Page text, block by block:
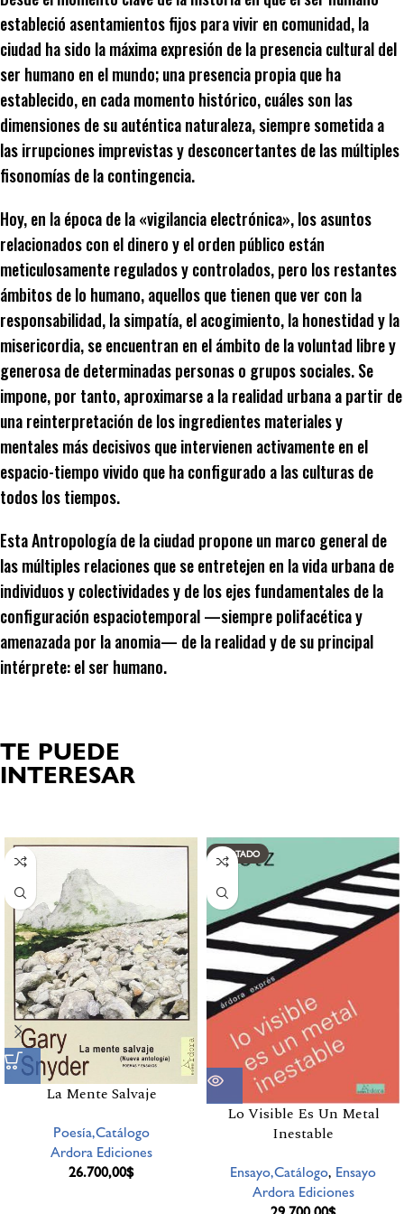
estableció asentamientos fijos para vivir en comunidad, la
ciudad ha sido la máxima expresión de la presencia cultural del
ser humano en el mundo; una presencia propia que ha
establecido, en cada momento histórico, cuáles son las
dimensiones de su auténtica naturaleza, siempre sometida a
las irrupciones imprevistas y desconcertantes de las múltiples
fisonomías de la contingencia.
Hoy, en la época de la «vigilancia electrónica», los asuntos
relacionados con el dinero y el orden público están
meticulosamente regulados y controlados, pero los restantes
ámbitos de lo humano, aquellos que tienen que ver con la
responsabilidad, la simpatía, el acogimiento, la honestidad y la
misericordia, se encuentran en el ámbito de la voluntad libre y
generosa de determinadas personas o grupos sociales. Se
impone, por tanto, aproximarse a la realidad urbana a partir de
una reinterpretación de los ingredientes materiales y
mentales más decisivos que intervienen activamente en el
espacio-tiempo vivido que ha configurado a las culturas de
todos los tiempos.
Esta Antropología de la ciudad propone un marco general de
las múltiples relaciones que se entretejen en la vida urbana de
individuos y colectividades y de los ejes fundamentales de la
configuración espaciotemporal —siempre polifacética y
amenazada por la anomia— de la realidad y de su principal
intérprete: el ser humano.
TE PUEDE
INTERESAR
La Mente Salvaje
Poesía,Catálogo
Ardora Ediciones
26.700,00$
AGOTADO
Lo Visible Es Un Metal
Inestable
Ensayo,Catálogo, Ensayo
Ardora Ediciones